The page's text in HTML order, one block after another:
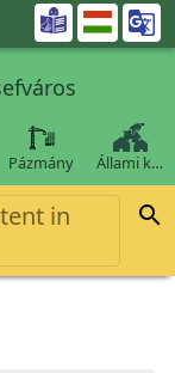

Pázmány Állami k…
in
